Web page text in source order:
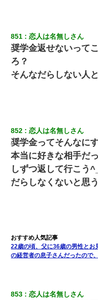
13歳娘が元嫁のところから
からない
男「ウワキ女！」
【衝撃】ヤンキー女に「サ
10年ほど前、息子がまだ年
年の暮れに突然息子が職場を
旦那の元嫁「離婚したとは
るなんてどういう神経して
→笑いが止まらなくなり・
851 恋人は名無しさん
奨学金返せないって
ろ？
そんなだらしない人
852 恋人は名無しさん
奨学金ってそんなに
本当に好きな相手だ
しずつ返して行こう
だらしなくないと思
22歳の頃、父に36歳の男性とお
の経営者の息子さんだったので
853 恋人は名無しさん